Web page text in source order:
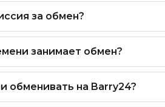
за обмен?
занимает обмен?
обменивать на Barry24?